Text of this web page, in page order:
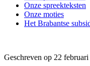
Onze spreekteksten
Onze moties
Het Brabantse
Geschreven op 22